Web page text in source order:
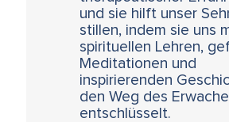
und sie hilft unser
stillen, indem sie uns
spirituellen Lehren,
Meditationen und
inspirierenden
den Weg des
entschlüsselt.